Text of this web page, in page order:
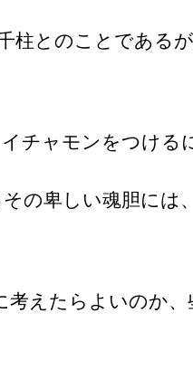
柱とのことである
チャモンをつける
の卑しい魂胆には
えたらよいのか、